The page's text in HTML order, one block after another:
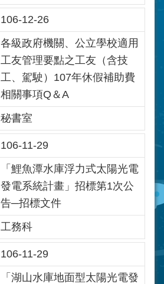
106-12-26
各級政府機關、公立學校適用
工友管理要點之工友（含技
工、駕駛）107年休假補助費
相關事項Q＆A
秘書室
106-11-29
「鯉魚潭水庫浮力式太陽光電
發電系統計畫」招標第1次公
告─招標文件
工務科
106-11-29
「湖山水庫地面型太陽光電發